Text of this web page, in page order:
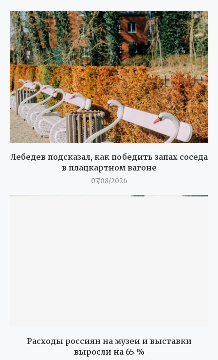
Лебедев подсказал, как победить запах соседа
в плацкартном вагоне
07/08/2026
Расходы россиян на музеи и выставки
выросли на 65 %